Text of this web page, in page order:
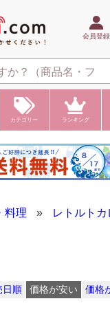
会員登録
カテゴリー ランキング
料理 » レトルト
日順 価格が安い
価格